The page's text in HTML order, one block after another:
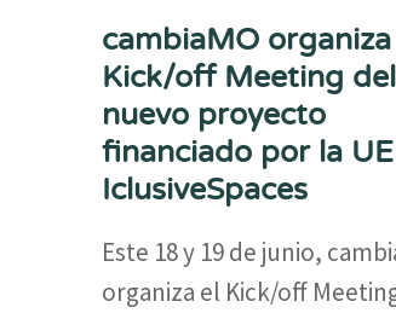
cambiaMO
Kick/off Meeting del
nuevo proyecto
financiado por la UE
IclusiveSpaces
Este 18 y 19 de junio,
organiza el Kick/off